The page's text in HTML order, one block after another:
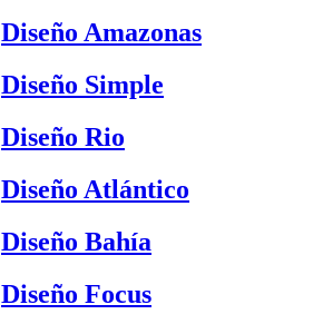
Diseño Amazonas
Diseño Simple
Diseño Rio
Diseño Atlántico
Diseño Bahía
Diseño Focus